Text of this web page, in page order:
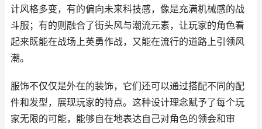
计风格多变，有的偏向未来科技感，像是充满机械感的战
斗服；有的则融合了街头风与潮流元素，让玩家的角色看
起来既能在战场上英勇作战，又能在流行的道路上引领风
潮。
服饰不仅仅是外在的装饰，它们还可以通过搭配不同的配
件和发型，展现玩家的特点。这种设计理念赋予了每个玩
家无限的可能，能够自在地表达自己对角色的领会和审